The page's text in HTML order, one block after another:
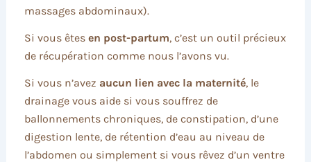
massages abdominaux).
Si vous êtes en post-partum, c’est un outil précieux
de récupération comme nous l’avons vu.
Si vous n’avez aucun lien avec la maternité, le
drainage vous aide si vous souffrez de
ballonnements chroniques, de constipation, d’une
digestion lente, de rétention d’eau au niveau de
l’abdomen ou simplement si vous rêvez d’un ventre